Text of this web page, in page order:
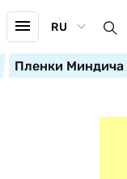
RU
Пленки Миндича